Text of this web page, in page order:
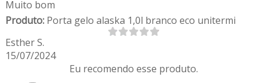
Muito bom
Produto:Porta gelo alaska 1,0l branco eco unitermi
Esther S.
15/07/2024
Eu recomendo esse produto.